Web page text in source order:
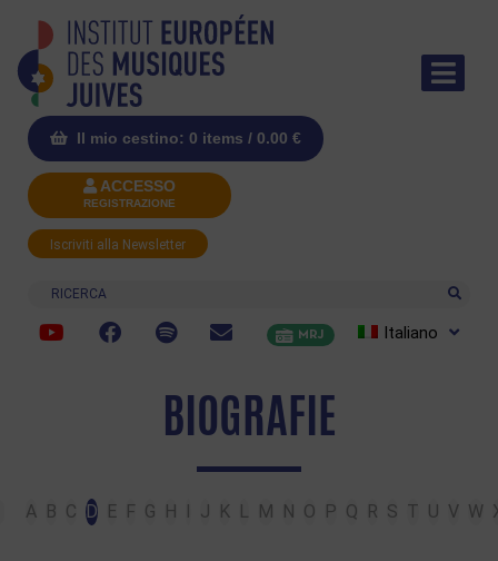
Il mio cestino: 0 items / 0.00 €
ACCESSO
REGISTRAZIONE
Iscriviti alla Newsletter
Ricerca
MRJ Italiano
BIOGRAFIE
A B C D E F G H I J K L M N O P Q R S T U V W